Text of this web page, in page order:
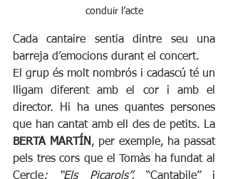
conduir l’acte
Cada cantaire sentia dintre seu una
barreja d’emocions durant el concert.
El grup és molt nombrós i cadascú té un
lligam diferent amb el cor i amb el
director. Hi ha unes quantes persones
BERTA MARTÍN , per exemple, ha passat
pels tres cors que el Tomàs ha fundat al
Cercle: “Els Picarols”,